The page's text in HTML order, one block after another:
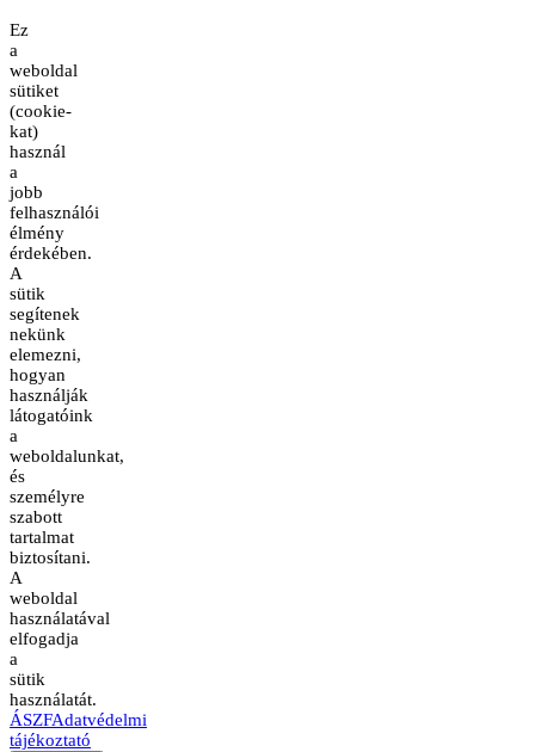
Ez
a
weboldal
sütiket
(cookie-
kat)
használ
a
jobb
felhasználói
élmény
érdekében.
A
sütik
segítenek
nekünk
elemezni,
hogyan
használják
látogatóink
a
weboldalunkat,
és
személyre
szabott
tartalmat
biztosítani.
A
weboldal
használatával
elfogadja
a
sütik
használatát.
ÁSZFAdatvédelmi
tájékoztató